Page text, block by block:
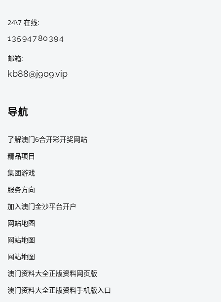
24\7 在线
13594780394
邮箱
kb88@j909.vip
导航
了解澳门6合开彩开奖网站
精品项目
集团游戏
服务方向
加入澳门金沙平台开户
网站地图
网站地图
网站地图
澳门资料大全正版资料网页版
澳门资料大全正版资料手机版入口